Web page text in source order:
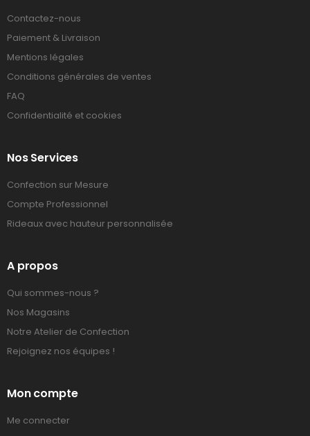
Contactez-nous
Paiement & Livraison
Mentions légales
Conditions générales de ventes
FAQ
Confidentialité et cookies
Nos Services
Confection sur Mesure
Compte Professionnel
Rideaux avec hauteur personnalisée
A propos
Qui sommes-nous ?
Nos Magasins
Notre Atelier de Confection
Rejoignez nos équipes !
Mon compte
Me connecter